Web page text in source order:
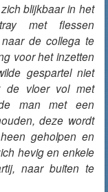
blijkbaar in het
met flessen
de collega te
voor het inzetten
gespartel niet
de vloer vol met
man met een
deze wordt
geholpen en
hevig en enkele
naar buiten te